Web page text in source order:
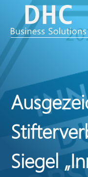
Siegel